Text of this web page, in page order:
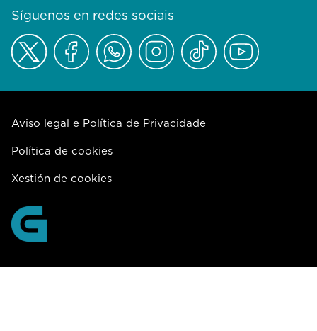
Síguenos en redes sociais
Aviso legal e Política de Privacidade
Política de cookies
Xestión de cookies